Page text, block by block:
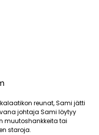
reunat, Sami jätti
johtaja Sami löytyy
muutoshankkeita tai
staroja.